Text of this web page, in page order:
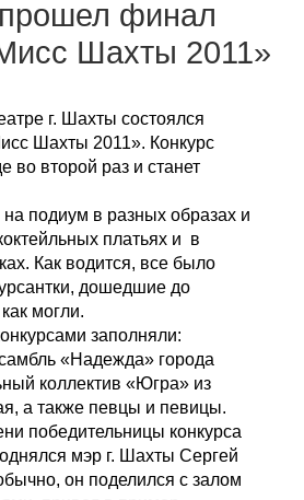
Каталог
Инфо
финал
Шахты 2011»
г. Шахты состоялся
Шахты 2011». Конкурс
во второй раз и станет
подиум в разных образах и
платьях и в
Как водится, все было
дошедшие до
могли.
заполняли:
«Надежда» города
коллектив «Югра» из
а также певцы и певицы.
победительницы конкурса
мэр г. Шахты Сергей
он поделился с залом